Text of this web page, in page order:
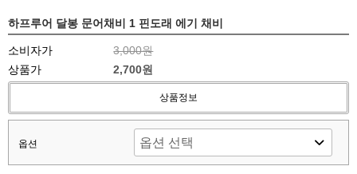
하프루어 달봉 문어채비 1 핀도래 에기 채비
소비자가
3,000원
상품가
2,700원
상품정보
옵션